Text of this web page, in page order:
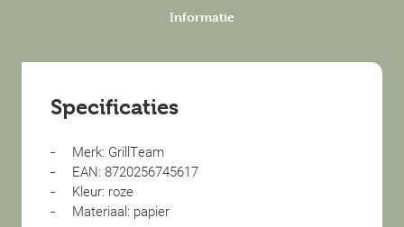
Informatie
Specificaties
Merk: GrillTeam
EAN: 8720256745617
Kleur: roze
Materiaal: papier